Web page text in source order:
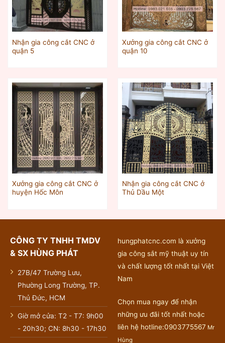
Nhận gia công cắt CNC ở
quận 5
Xưởng gia công cắt CNC ở
quận 10
Xưởng gia công cắt CNC ở
huyện Hốc Môn
Nhận gia công cắt CNC ở
Thủ Dầu Một‎
CÔNG TY TNHH TMDV
& SX HÙNG PHÁT
27B/47 Trường Lưu,
Phường Long Trường, TP.
Thủ Đức, HCM
Giờ mở cửa: T2 - T7: 9h00
- 20h30; CN: 8h30 - 17h30
hungphatcnc.com là xưởng
gia công sắt mỹ thuật uy tín
và chất lượng tốt nhất tại Việt
Nam
Chọn mua ngay để nhận
những ưu đãi tốt nhất hoặc
liên hệ hotline:0903775567 Mr
Hùng